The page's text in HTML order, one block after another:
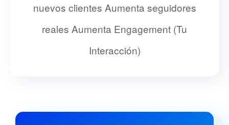
nuevos clientes Aumenta seguidores
reales Aumenta Engagement (Tu
Interacción)